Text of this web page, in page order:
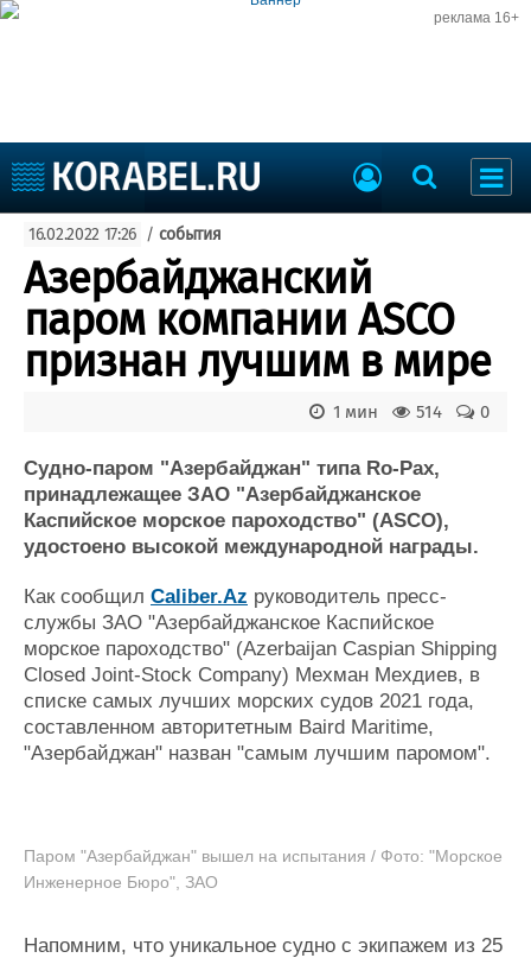
реклама 16+
Судоходство
Судоремонт
События
Пресс-релизы
Порты
Рыболовство
Образование
Судостроение
Пульс
Новости
Компании
Репутация
Работа
Крюинг
Журнал
Реклама
Торговая площадка
Доска объявлений
Продажа флота
Оборудование
Изделия
Материалы
Услуги
Словарь
Отзывы
16.02.2022 17:26 / события
Азербайджанский
паром компании ASCO
признан лучшим в мире
0
514
1 мин
Судно-паром "Азербайджан" типа Ro-Pax,
принадлежащее ЗАО "Азербайджанское
Каспийское морское пароходство" (ASCO),
удостоено высокой международной награды.
Как сообщил Caliber.Az руководитель пресс-
службы ЗАО "Азербайджанское Каспийское
морское пароходство" (Azerbaijan Caspian Shipping
Closed Joint-Stock Company) Мехман Мехдиев, в
списке самых лучших морских судов 2021 года,
составленном авторитетным Baird Maritime,
"Азербайджан" назван "самым лучшим паромом".
Паром "Азербайджан" вышел на испытания / Фото: "Морское
Инженерное Бюро", ЗАО
Напомним, что уникальное судно с экипажем из 25